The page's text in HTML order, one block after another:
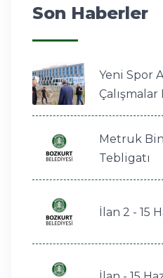
Son Haberler
Yeni Spor
Metruk
Tebligatı
İlan 2 - 15